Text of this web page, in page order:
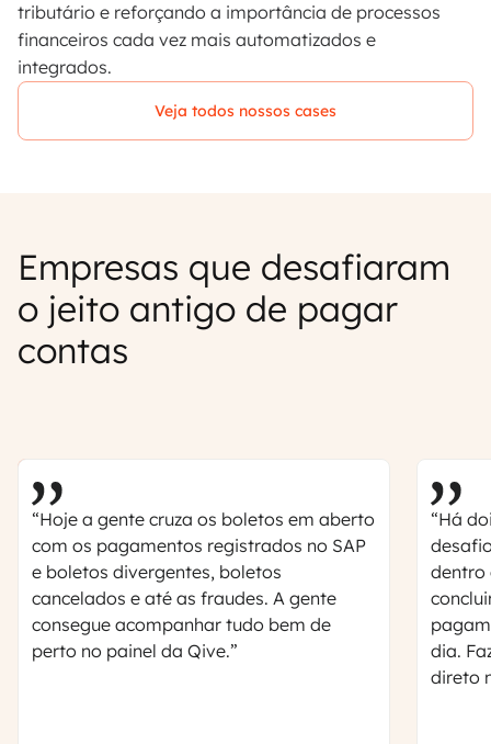
tributário e reforçando a importância de processos
financeiros cada vez mais automatizados e
integrados.
Veja todos nossos cases
Empresas que desafiaram
o jeito antigo de pagar
contas
“Hoje a gente cruza os boletos em aberto
com os pagamentos registrados no SAP
e boletos divergentes, boletos
cancelados e até as fraudes. A gente
consegue acompanhar tudo bem de
perto no painel da Qive.”
“Há
dentro
dia.
direto